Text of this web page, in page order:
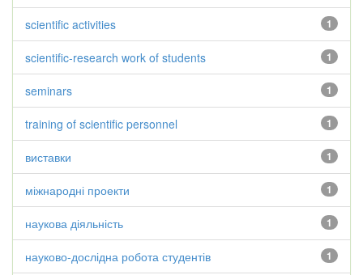
1
scientific activities
1
scientific-research work of students
1
seminars
1
training of scientific personnel
1
виставки
1
міжнародні проекти
1
наукова діяльність
1
науково-дослідна робота студентів